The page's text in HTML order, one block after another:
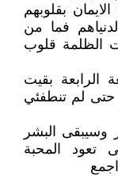
بقلوبهم
فما من
الظلمة قلوب
بقيت
لم تنطفئي
وسيبقى البشر
تعود المحبة